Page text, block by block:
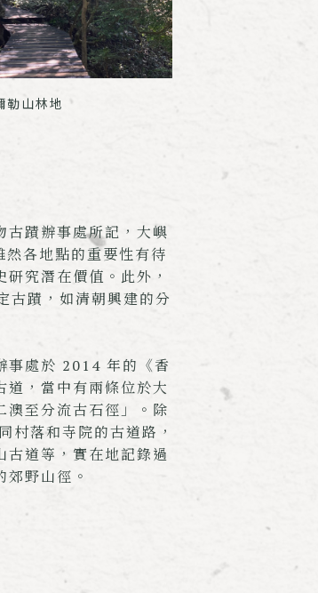
勒山林地
古蹟辦事處所記，大嶼
各地點的重要性有待
究潛在價值。此外，
古蹟，如清朝興建的分
事處於 2014 年的《香
道，當中有兩條位於大
澳至分流古石徑」。除
村落和寺院的古道路，
古道等，實在地記錄過
野山徑。